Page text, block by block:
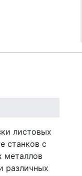
листовых
станков с
металлов
различных